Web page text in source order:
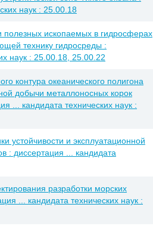
наук : 25.00.18
ископаемых в гидросферах
технику гидросреды :
наук : 25.00.18, 25.00.22
контура океанического полигона
добычи металлоносных корок
... кандидата технических наук :
устойчивости и эксплуатационной
: диссертация ... кандидата
разработки морских
... кандидата технических наук :